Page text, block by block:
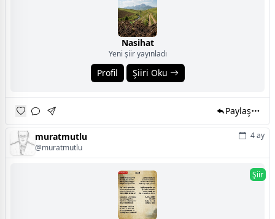
Nasihat
Yeni şiir yayınladı
Profil Şiiri Oku
Paylaş
muratmutlu
@muratmutlu
4 ay
Şiir